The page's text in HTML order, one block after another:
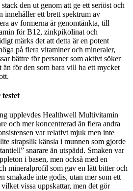
den ut genom att ge ett seriöst och
innehåller ett brett spektrum av
av formerna är genomtänkta, till
för B12, zinkpikolinat och
märks det att detta är en potent
på flera vitaminer och mineraler,
bättre för personer som aktivt söker
än för den som bara vill ha ett mycket
upplevdes Healthwell Multivitamin
och mer koncentrerad än flera andra
var relativt mjuk men inte
sirapslik känsla i munnen som gjorde
snarare än utspädd. Smaken var
i basen, men också med en
mineralprofil som gav en lätt bitter och
smakade inte godis, utan mer som ett
vissa uppskattar, men det gör